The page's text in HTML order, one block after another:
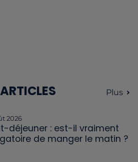
Plus
2026
déjeuner : est-il vraiment
de manger le matin ?